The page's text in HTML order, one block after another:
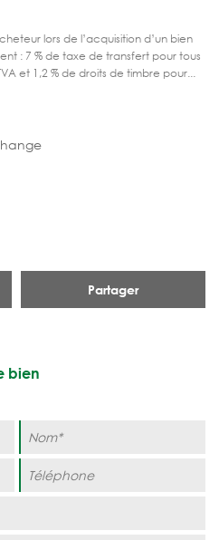
Partager
lors de l’acquisition d’un bien
: 7 % de taxe de transfert pour tous
et 1,2 % de droits de timbre pour...
bien